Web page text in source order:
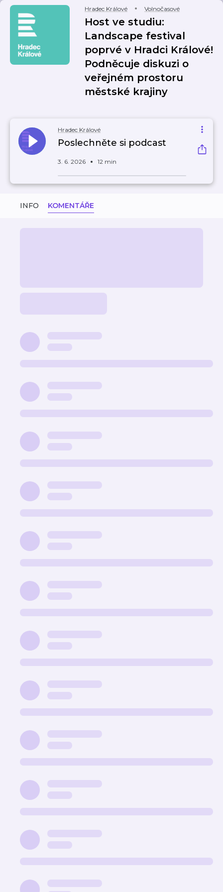
Hradec Králové Volnočasové
Host ve studiu:
Landscape festival
poprvé v Hradci Králové!
Podněcuje diskuzi o
veřejném prostoru
městské krajiny
Hradec Králové
Poslechněte si podcast
3. 6. 2026 12 min
INFO KOMENTÁŘE